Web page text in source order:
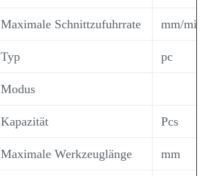
Maximale Schnittzufuhrrate mm/min
Typ pc
Modus
Kapazität Pcs
Maximale Werkzeuglänge mm